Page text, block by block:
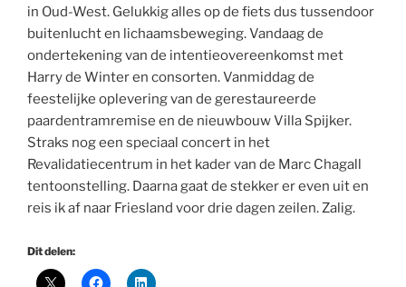
in Oud-West. Gelukkig alles op de fiets dus tussendoor
buitenlucht en lichaamsbeweging. Vandaag de
ondertekening van de intentieovereenkomst met
Harry de Winter en consorten. Vanmiddag de
feestelijke oplevering van de gerestaureerde
paardentramremise en de nieuwbouw Villa Spijker.
Straks nog een speciaal concert in het
Revalidatiecentrum in het kader van de Marc Chagall
tentoonstelling. Daarna gaat de stekker er even uit en
reis ik af naar Friesland voor drie dagen zeilen. Zalig.
Dit delen: